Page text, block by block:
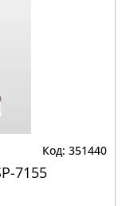
351440
7155